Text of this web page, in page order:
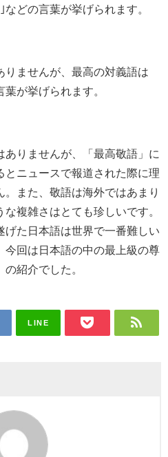
などの言葉が挙げられます。
りませんが、最高の対義語は
葉が挙げられます。
ありませんが、「最高敬語」に
とニュースで報道された際に理
また、敬語は海外ではあまり
複雑さはとても珍しいです。
げた日本語は世界で一番難しい
今回は日本語の中の最上級の尊
紹介でした。
LINE